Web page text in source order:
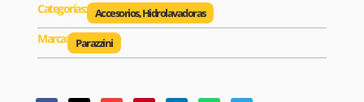
Categorías: Accesorios,Hidrolavadoras
Marca: Parazzini